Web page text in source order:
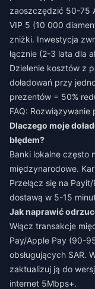
zaoszczędzić 50-75
VIP 5 (10 000
zniżki. Inwestycja
łącznie (2-3 lata dla
Dzielenie kosztów z
doładowań przy
prezentów = 50%
FAQ: Rozwiązywanie
Dlaczego moje
błędem?
Banki lokalne często
międzynarodowe.
Przełącz się na
dostawą w 5-15
Jak naprawić
Włącz transakcje
Pay/Apple Pay (90-
obsługujących SAR.
zaktualizuj ją do
internet 5Mbps+.